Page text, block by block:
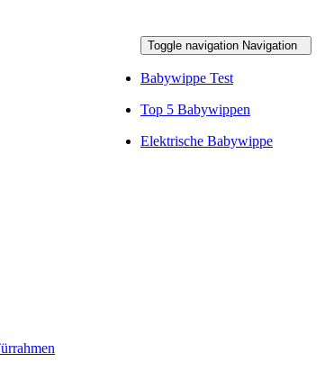
Toggle navigation Navigation
Babywippe Test
Top 5 Babywippen
Elektrische Babywippe